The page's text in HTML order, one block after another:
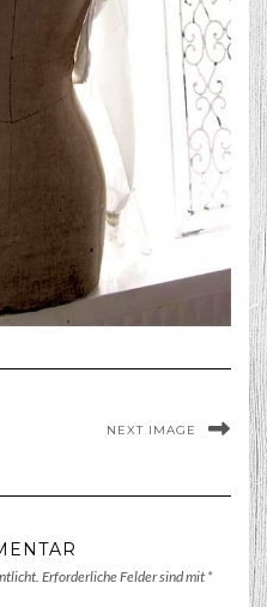
NEXT IMAGE
Erforderliche Felder sind mit *